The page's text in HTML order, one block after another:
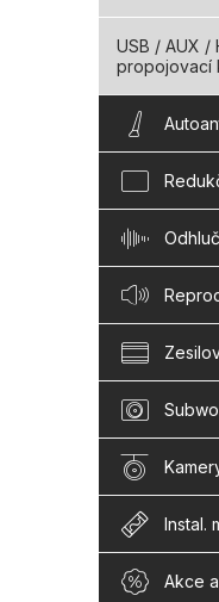
USB / AUX /
propojovací
Instal.
Akce